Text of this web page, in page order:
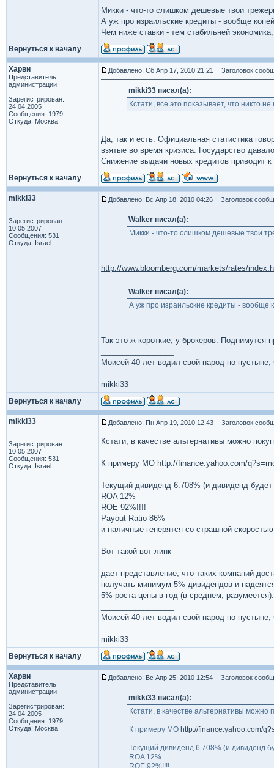
Микки - что-то слишком дешевые твои
А уж про израильские кредиты - вообще
Чем ниже ставки - тем стабильней
Вернуться к началу
Харви
Представитель
администрации
Зарегистрирован:
24.04.2005
Сообщения: 1979
Откуда: Москва
Добавлено: Сб Апр 17, 2010 21:21 Заголовок
mikki33 писал(а):
Кстати, все это показывает, что никто
Да, так и есть. Официальная статистика
взятые во время кризиса. Государство
Снижение выдачи новых кредитов приводит
Вернуться к началу
mikki33
Зарегистрирован:
10.05.2007
Сообщения: 531
Откуда: Israel
Добавлено: Вс Апр 18, 2010 04:26 Заголовок
Walker писал(а):
Микки - что-то слишком дешевые твои
http://www.bloomberg.com/markets/rates/
Walker писал(а):
А уж про израильские кредиты - вообще
Так это ж короткие, у брокеров. Поднимутся
Моисей 40 лет водил свой народ по
mikki33
Вернуться к началу
mikki33
Зарегистрирован:
10.05.2007
Сообщения: 531
Откуда: Israel
Добавлено: Пн Апр 19, 2010 12:43 Заголовок
Кстати, в качестве альтернативы можно
К примеру MO http://finance.yahoo.com/
Текущий дивиденд 6.708% (и дивиденд будет
ROA 12%
ROE 92%!!!!
Payout Ratio 86%
и наличные генерятся со страшной
Вот такой вот линк
дает представление, что таких компаний
получать минимум 5% дивидендов и
5% роста цены в год (в среднем, разумеется).
Моисей 40 лет водил свой народ по
mikki33
Вернуться к началу
Харви
Представитель
администрации
Зарегистрирован:
24.04.2005
Сообщения: 1979
Откуда: Москва
Добавлено: Вс Апр 25, 2010 12:54 Заголовок
mikki33 писал(а):
Кстати, в качестве альтернативы
К примеру MO http://finance.yahoo.com/
Текущий дивиденд 6.708% (и дивиденд
ROA 12%
ROE 92%!!!!